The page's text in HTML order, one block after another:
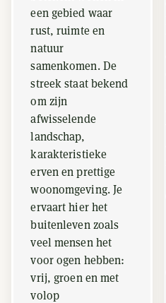
een gebied waar
rust, ruimte en
natuur
samenkomen. De
streek staat bekend
om zijn
afwisselende
landschap,
karakteristieke
erven en prettige
woonomgeving. Je
ervaart hier het
buitenleven zoals
veel mensen het
voor ogen hebben:
vrij, groen en met
volop